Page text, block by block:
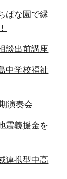
ばな園で縁
談出前講座
中学校福祉
演奏会
震義援金を
連携型中高